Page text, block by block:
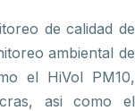
de calidad de
ambiental de
el HiVol PM10,
asi como el